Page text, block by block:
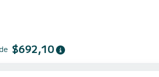
$692,10